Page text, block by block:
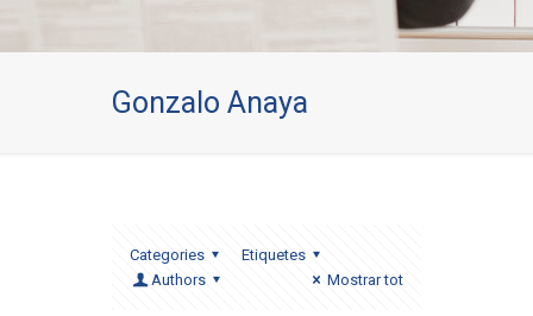
Gonzalo Anaya
Categories
Etiquetes
Authors
Mostrar tot